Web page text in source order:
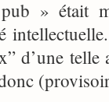
» était
d’une